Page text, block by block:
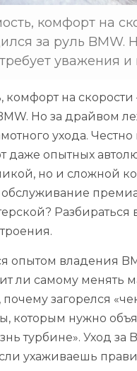
комфорт на
за руль
уважения и
комфорт на
Но за драйвом
ухода.
даже опытных
но и сложной
Разбираться
опытом владения
ли самому менять
загорелся
нужно
турбине». Уход за
ухаживаешь